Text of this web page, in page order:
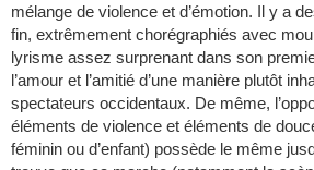
mélange de violence et d’émotion. Il y a
fin, extrêmement chorégraphiés avec
lyrisme assez surprenant dans son
l’amour et l’amitié d’une manière plutôt
spectateurs occidentaux. De même,
éléments de violence et éléments de
féminin ou d’enfant) possède le même